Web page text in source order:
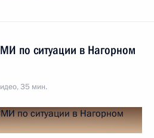
по ситуации в Нагорном
35 мин.